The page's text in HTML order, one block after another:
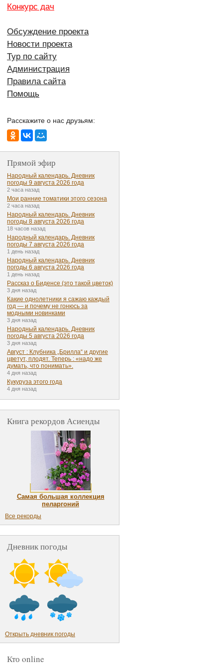
Конкурс дач
Обсуждение проекта
Новости проекта
Тур по сайту
Администрация
Правила сайта
Помощь
Расскажите о нас друзьям:
Прямой эфир
Народный календарь. Дневник
погоды 9 августа 2026 года
2 часа назад
Мои ранние томатики этого сезона
2 часа назад
Народный календарь. Дневник
погоды 8 августа 2026 года
18 часов назад
Народный календарь. Дневник
погоды 7 августа 2026 года
1 день назад
Народный календарь. Дневник
погоды 6 августа 2026 года
1 день назад
Рассказ о Биденсе (это такой цветок)
3 дня назад
Какие однолетники я сажаю каждый
год — и почему не гонюсь за
модными новинками
3 дня назад
Народный календарь. Дневник
погоды 5 августа 2026 года
3 дня назад
Август : Клубника „Брилла“ и другие
цветут, плодят. Теперь : «надо же
думать, что понимать».
4 дня назад
Кукуруза этого года
4 дня назад
Книга рекордов Асиенды
Самая большая коллекция
пеларгоний
Все рекорды
Дневник погоды
Открыть дневник погоды
Кто online